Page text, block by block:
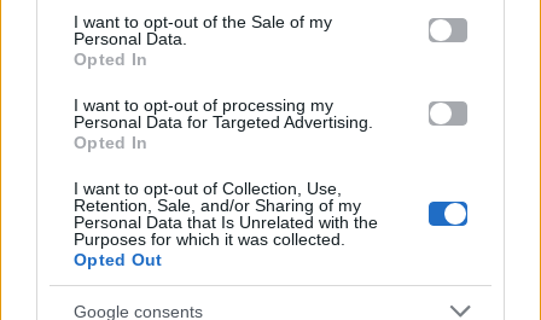
services and may gather and store information including but
not limited to your visit or usage behaviour. You may click to
grant or deny consent to Google and its third-party tags to
consent section.
I want to opt-out of the Sale of my
Personal Data.
Opted In
I want to opt-out of processing my
Personal Data for Targeted Advertising.
Opted In
I want to opt-out of Collection, Use,
Retention, Sale, and/or Sharing of my
Personal Data that Is Unrelated with the
Purposes for which it was collected.
Opted Out
Google consents
Programmi TV
Amici
Ballando Con Le Stelle
Grande Fratello
Isola Dei Famosi